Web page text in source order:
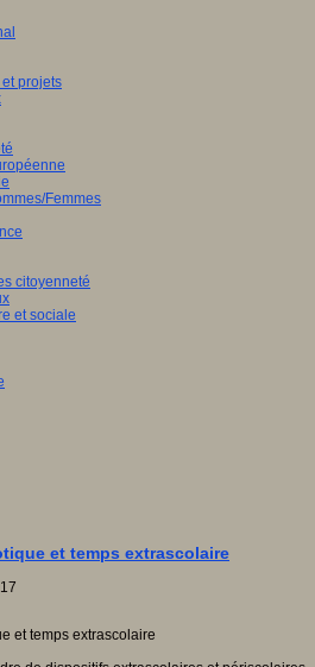
projets
Femmes
citoyenneté
et sociale
et temps extrascolaire